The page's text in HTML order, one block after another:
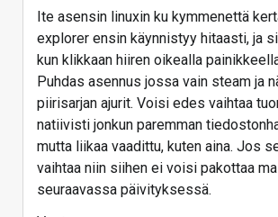
Ite asensin linuxin ku kymmenettä
explorer ensin käynnistyy hitaasti, ja
kun klikkaan hiiren oikealla
Puhdas asennus jossa vain steam ja
piirisarjan ajurit. Voisi edes vaihtaa
natiivisti jonkun paremman
mutta liikaa vaadittu, kuten aina. Jos
vaihtaa niin siihen ei voisi pakottaa
seuraavassa päivityksessä.